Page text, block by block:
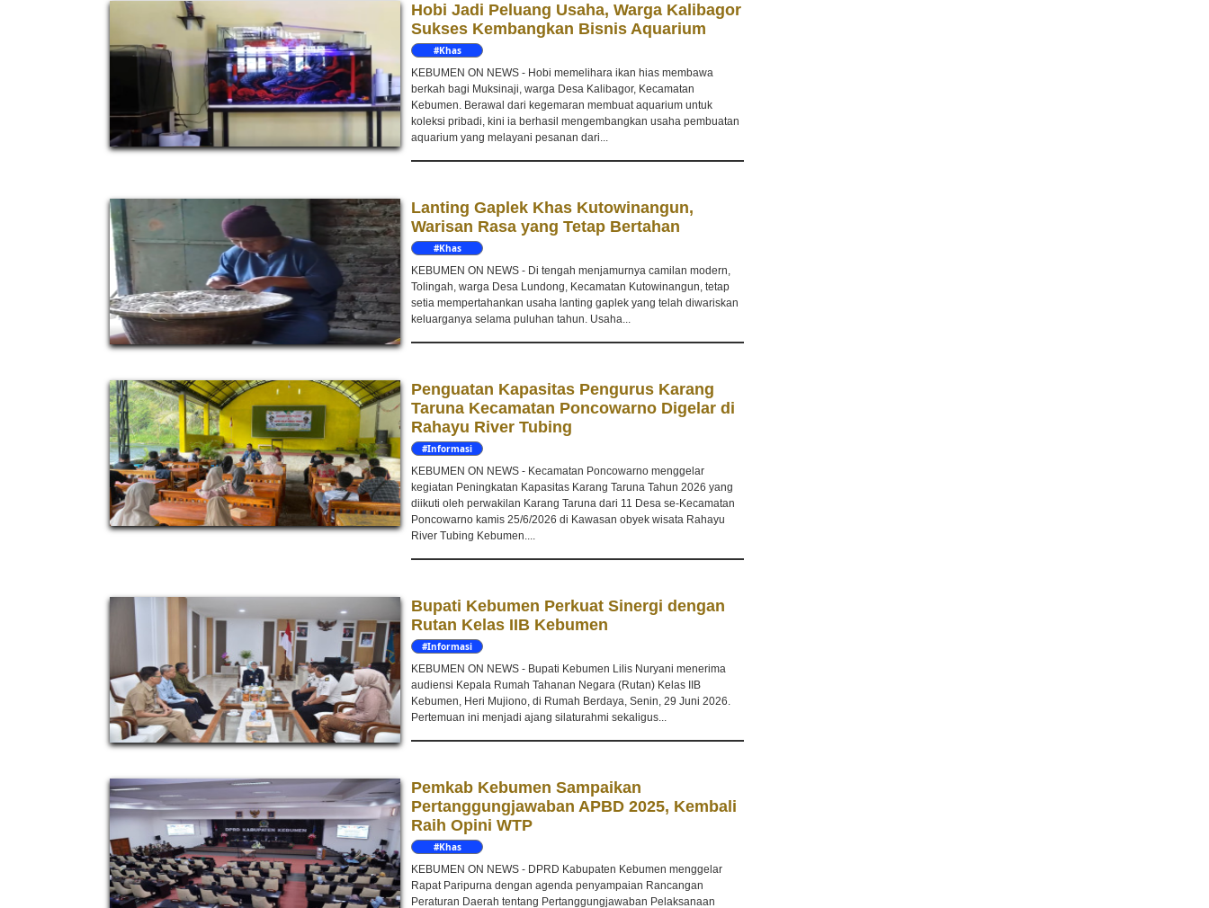
Hobi Jadi Peluang Usaha, Warga Kalibagor
Sukses Kembangkan Bisnis Aquarium
#Khas
KEBUMEN ON NEWS - Hobi memelihara ikan hias membawa
berkah bagi Muksinaji, warga Desa Kalibagor, Kecamatan
Kebumen. Berawal dari kegemaran membuat aquarium untuk
koleksi pribadi, kini ia berhasil mengembangkan usaha pembuatan
aquarium yang melayani pesanan dari...
Lanting Gaplek Khas Kutowinangun,
Warisan Rasa yang Tetap Bertahan
#Khas
KEBUMEN ON NEWS - Di tengah menjamurnya camilan modern,
Tolingah, warga Desa Lundong, Kecamatan Kutowinangun, tetap
setia mempertahankan usaha lanting gaplek yang telah diwariskan
keluarganya selama puluhan tahun. Usaha...
Penguatan Kapasitas Pengurus Karang
Taruna Kecamatan Poncowarno Digelar di
Rahayu River Tubing
#Informasi
KEBUMEN ON NEWS - Kecamatan Poncowarno menggelar
kegiatan Peningkatan Kapasitas Karang Taruna Tahun 2026 yang
diikuti oleh perwakilan Karang Taruna dari 11 Desa se-Kecamatan
Poncowarno kamis 25/6/2026 di Kawasan obyek wisata Rahayu
River Tubing Kebumen....
Bupati Kebumen Perkuat Sinergi dengan
Rutan Kelas IIB Kebumen
#Informasi
KEBUMEN ON NEWS - Bupati Kebumen Lilis Nuryani menerima
audiensi Kepala Rumah Tahanan Negara (Rutan) Kelas IIB
Kebumen, Heri Mujiono, di Rumah Berdaya, Senin, 29 Juni 2026.
Pertemuan ini menjadi ajang silaturahmi sekaligus...
Pemkab Kebumen Sampaikan
Pertanggungjawaban APBD 2025, Kembali
Raih Opini WTP
#Khas
KEBUMEN ON NEWS - DPRD Kabupaten Kebumen menggelar
Rapat Paripurna dengan agenda penyampaian Rancangan
Peraturan Daerah tentang Pertanggungjawaban Pelaksanaan